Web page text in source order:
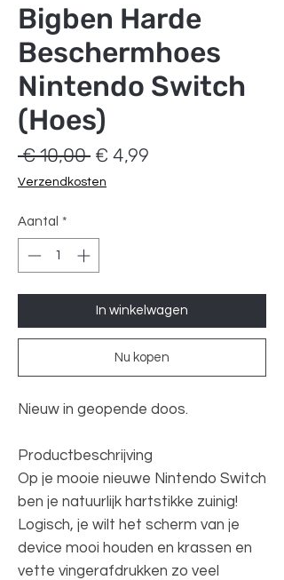
Bigben Harde
Beschermhoes
Nintendo Switch
(Hoes)
€ 10,00 Normale
prijs
€ 4,99
Verzendkosten
Aantal *
In winkelwagen
Nu kopen
Nieuw in geopende doos.
Productbeschrijving
Op je mooie nieuwe Nintendo Switch
ben je natuurlijk hartstikke zuinig!
Logisch, je wilt het scherm van je
device mooi houden en krassen en
vette vingerafdrukken zo veel